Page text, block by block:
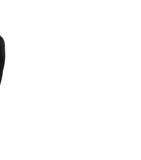
ve
verilerin toplaması,
Akbaş; yatırım
uluslararası
ilk adımdan
konularında